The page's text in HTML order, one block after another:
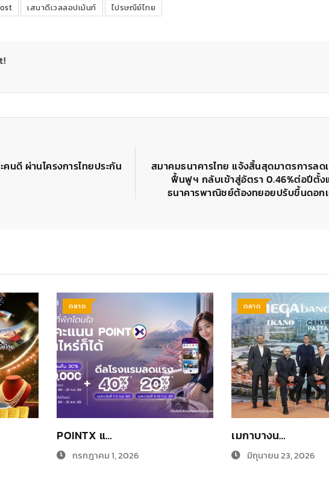
เสนาดีเวลลอปเม้นท์ ไปรษณีย์ไทย
นดี ผ่านโครงการไทยประกัน
สมาคมธนาคารไทย แจ้งสิ้นสุดมาตรการลด
ฟื้นฟูฯ กลับเข้าสู่อัตรา 0.46%ต่อปีตั้ง
ธนาคารพาณิชย์ต้องทยอยปรับขึ้นดอก
ตลาด
POINTX แ…
กรกฎาคม 1, 2026
ตลาด
เมกาบางน…
มิถุนายน 23, 2026